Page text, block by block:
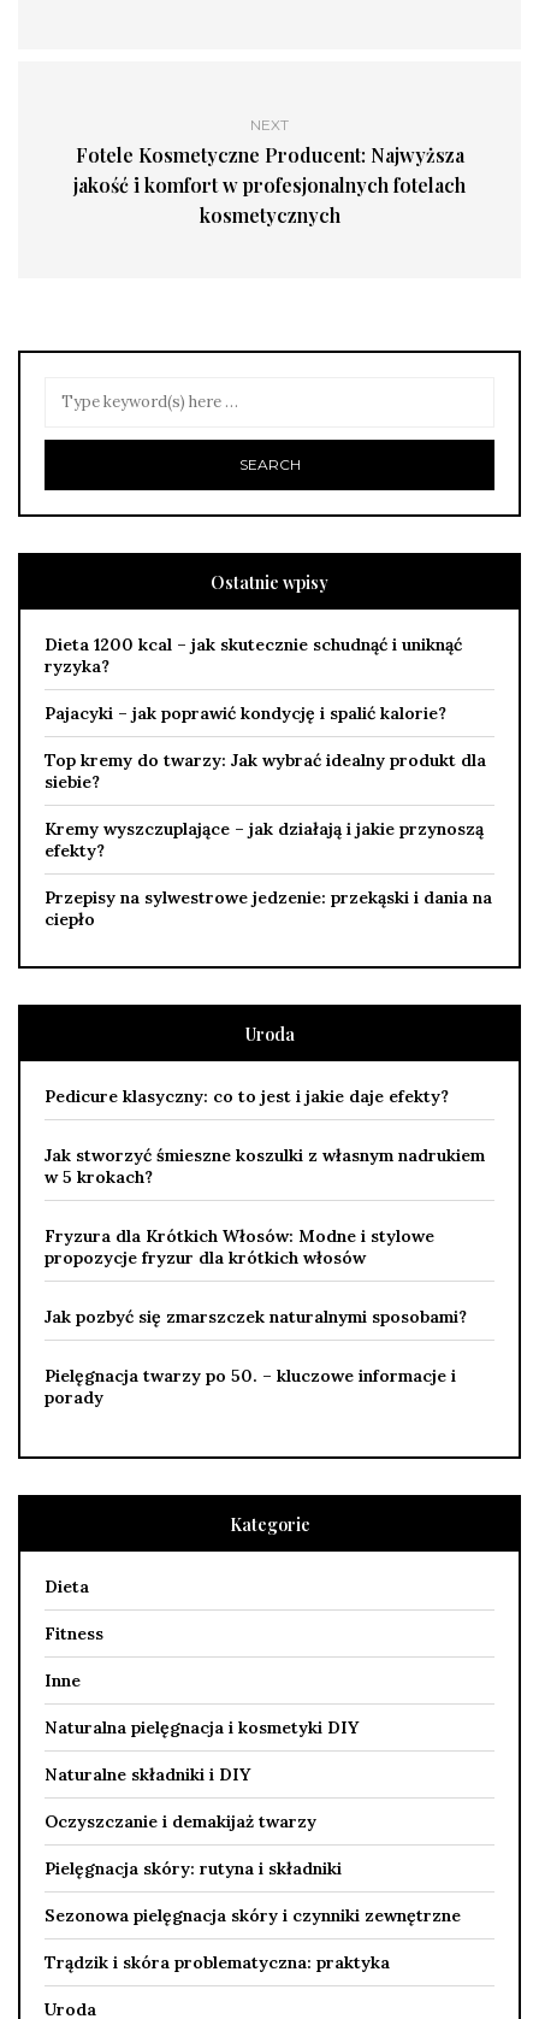
NEXT
Fotele Kosmetyczne Producent: Najwyższa
jakość i komfort w profesjonalnych fotelach
kosmetycznych
Ostatnie wpisy
Dieta 1200 kcal – jak skutecznie schudnąć i uniknąć
ryzyka?
Pajacyki – jak poprawić kondycję i spalić kalorie?
Top kremy do twarzy: Jak wybrać idealny produkt dla
siebie?
Kremy wyszczuplające – jak działają i jakie przynoszą
efekty?
Przepisy na sylwestrowe jedzenie: przekąski i dania na
ciepło
Uroda
Pedicure klasyczny: co to jest i jakie daje efekty?
Jak stworzyć śmieszne koszulki z własnym nadrukiem
w 5 krokach?
Fryzura dla Krótkich Włosów: Modne i stylowe
propozycje fryzur dla krótkich włosów
Jak pozbyć się zmarszczek naturalnymi sposobami?
Pielęgnacja twarzy po 50. – kluczowe informacje i
porady
Kategorie
Dieta
Fitness
Inne
Naturalna pielęgnacja i kosmetyki DIY
Naturalne składniki i DIY
Oczyszczanie i demakijaż twarzy
Pielęgnacja skóry: rutyna i składniki
Sezonowa pielęgnacja skóry i czynniki zewnętrzne
Trądzik i skóra problematyczna: praktyka
Uroda